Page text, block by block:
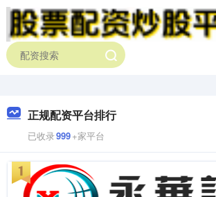
正规配资平台排行
已收录999+家平台